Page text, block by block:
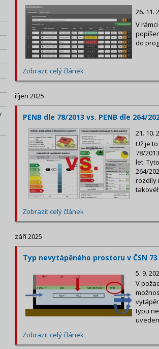
26. 11.
V
do
Zobrazit celý článek
říjen 2025
PENB dle 78/2013 vs. PENB dle 264/
21. 10.
Už je
78/
let.
264/
rozdíly
Zobrazit celý článek
září 2025
Typ nevytápěného prostoru v ČSN 73
5. 9.
V
typu
Zobrazit celý článek